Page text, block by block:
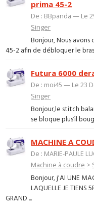
prima 45-2
De : BBpanda — Le
Singer
Bonjour, Nous
45-2 afin de débloquer le
Futura 6000
De : moi45 — Le 23
Singer
Bonjour,le stitch
se bloque plus’il
MACHINE A
De : MARIE-PAULE
Machine à coudre >
Bonjour, j'AI UNE
LAQUELLE JE TIENS
GRAND ...